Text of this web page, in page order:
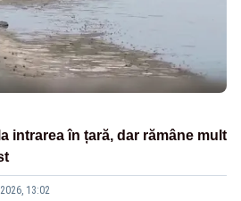
intrarea în țară, dar rămâne mult
13:02